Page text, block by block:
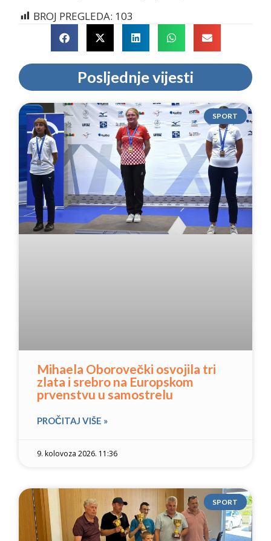
BROJ PREGLEDA: 103
Posljednje vijesti
SPORT
Mihaela Oborovečki osvojila tri
zlata i srebro na Europskom
prvenstvu u samostrelu
PROČITAJ VIŠE »
9. kolovoza 2026. 11:36
SPORT